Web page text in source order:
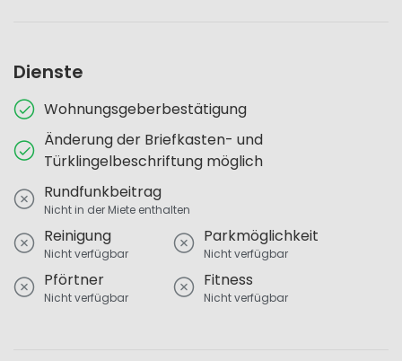
Dienste
Wohnungsgeberbestätigung
Änderung der Briefkasten- und
Türklingelbeschriftung möglich
Rundfunkbeitrag
Nicht in der Miete enthalten
Reinigung
Nicht verfügbar
Parkmöglichkeit
Nicht verfügbar
Pförtner
Nicht verfügbar
Fitness
Nicht verfügbar